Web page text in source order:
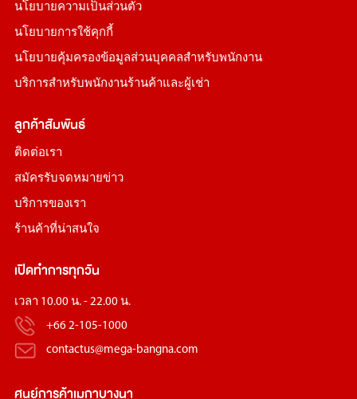
นโยบายความเป็นส่วนตัว
นโยบายการใช้คุกกี้
นโยบายคุ้มครองข้อมูลส่วนบุคคลสำหรับพนักงาน
บริการสำหรับพนักงานร้านค้าและผู้เช่า
ลูกค้าสัมพันธ์
ติดต่อเรา
สมัครรับจดหมายข่าว
บริการของเรา
ร้านค้าที่น่าสนใจ
เปิดทำการทุกวัน
เวลา 10.00 น. - 22.00 น.
+66 2-105-1000
contactus@mega-bangna.com
ศูนย์การค้าเมกาบางนา